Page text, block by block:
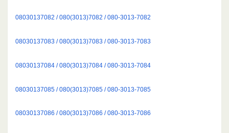
08030137082 / 080(3013)7082 / 080-3013-7082
08030137083 / 080(3013)7083 / 080-3013-7083
08030137084 / 080(3013)7084 / 080-3013-7084
08030137085 / 080(3013)7085 / 080-3013-7085
08030137086 / 080(3013)7086 / 080-3013-7086